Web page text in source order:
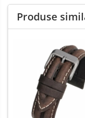
Produse